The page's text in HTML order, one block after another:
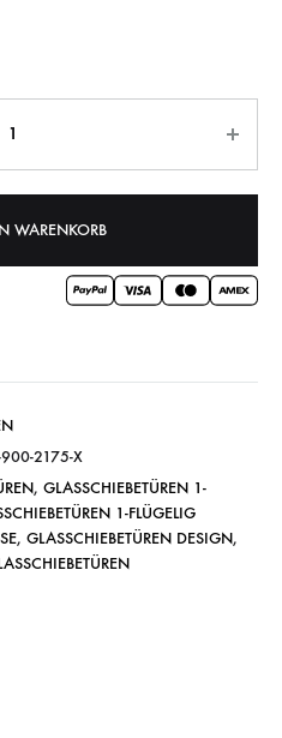
WARENKORB
900-2175-X
, GLASSCHIEBETÜREN 1-
1-FLÜGELIG
, GLASSCHIEBETÜREN DESIGN,